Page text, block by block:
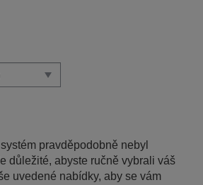
pravděpodobně nebyl
důležité, abyste ručně vybrali váš
uvedené nabídky, aby se vám